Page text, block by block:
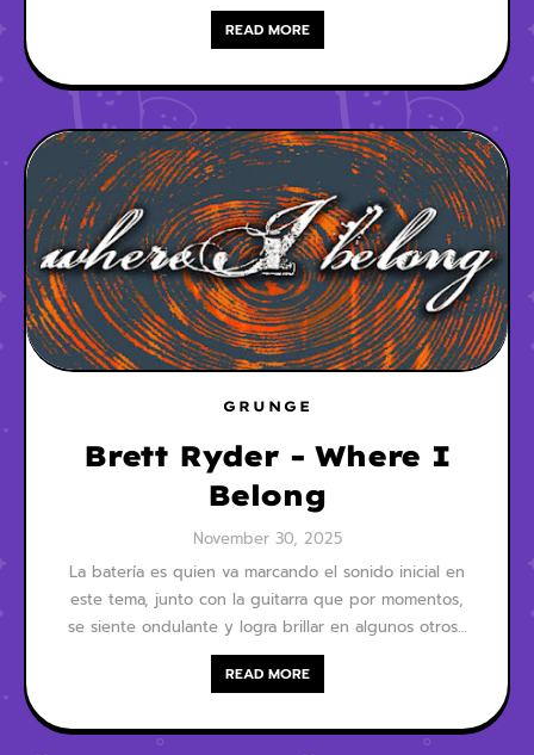
READ MORE
GRUNGE
Brett Ryder - Where I
Belong
November 30, 2025
La batería es quien va marcando el sonido inicial en
este tema, junto con la guitarra que por momentos,
se siente ondulante y logra brillar en algunos otros…
READ MORE